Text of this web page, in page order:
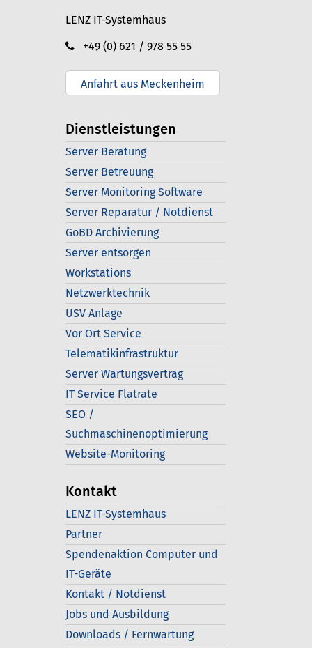
LENZ IT-Systemhaus
+49 (0) 621 / 978 55 55
Anfahrt aus Meckenheim
Dienstleistungen
Server Beratung
Server Betreuung
Server Monitoring Software
Server Reparatur / Notdienst
GoBD Archivierung
Server entsorgen
Workstations
Netzwerktechnik
USV Anlage
Vor Ort Service
Telematikinfrastruktur
Server Wartungsvertrag
IT Service Flatrate
SEO /
Suchmaschinenoptimierung
Website-Monitoring
Kontakt
LENZ IT-Systemhaus
Partner
Spendenaktion Computer und
IT-Geräte
Kontakt / Notdienst
Jobs und Ausbildung
Downloads / Fernwartung